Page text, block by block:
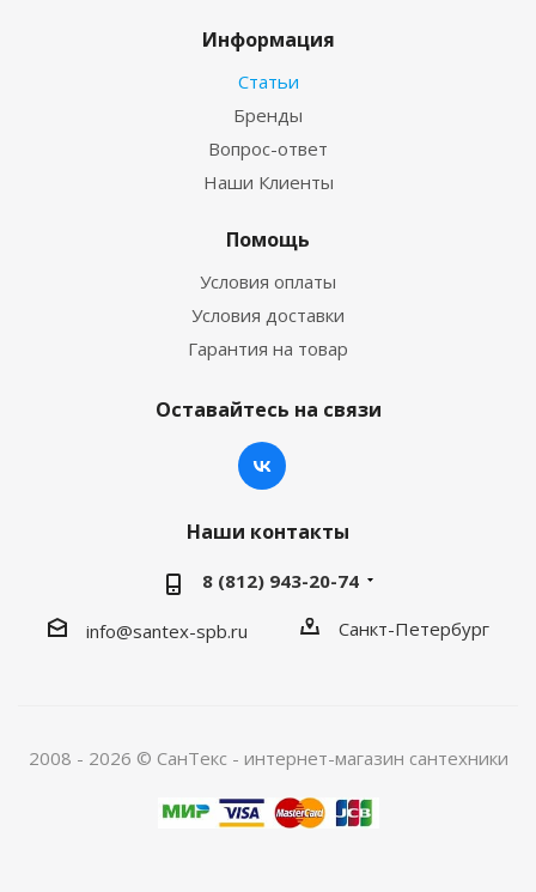
Информация
Статьи
Бренды
Вопрос-ответ
Наши Клиенты
Помощь
Условия оплаты
Условия доставки
Гарантия на товар
Оставайтесь на связи
Наши контакты
8 (812) 943-20-74
info@santex-spb.ru Санкт-Петербург
2008 - 2026 © СанТекс - интернет-магазин cантехники